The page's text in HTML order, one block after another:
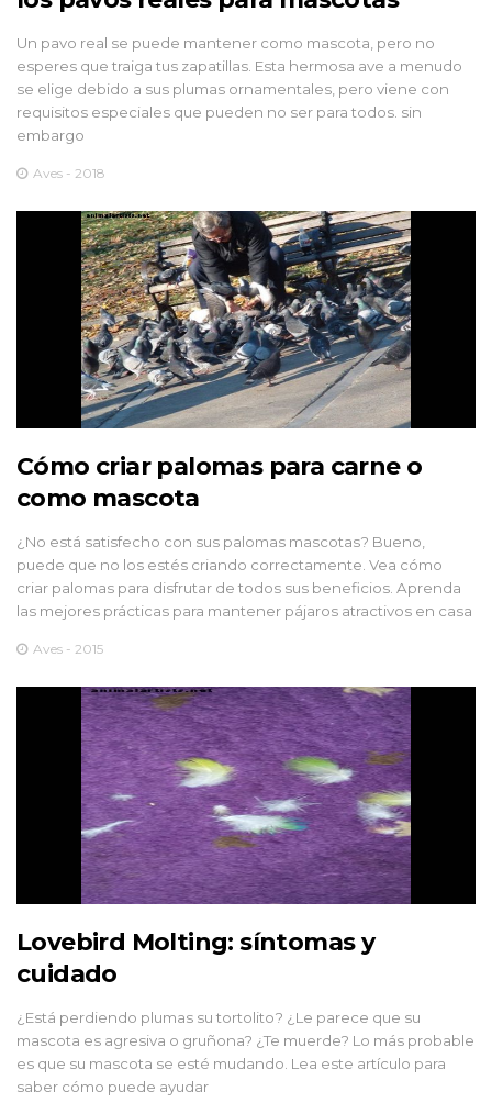
Un pavo real se puede mantener como mascota, pero no
esperes que traiga tus zapatillas. Esta hermosa ave a menudo
se elige debido a sus plumas ornamentales, pero viene con
requisitos especiales que pueden no ser para todos. sin
embargo
Aves - 2018
Cómo criar palomas para carne o
como mascota
¿No está satisfecho con sus palomas mascotas? Bueno,
puede que no los estés criando correctamente. Vea cómo
criar palomas para disfrutar de todos sus beneficios. Aprenda
las mejores prácticas para mantener pájaros atractivos en casa
Aves - 2015
Lovebird Molting: síntomas y
cuidado
¿Está perdiendo plumas su tortolito? ¿Le parece que su
mascota es agresiva o gruñona? ¿Te muerde? Lo más probable
es que su mascota se esté mudando. Lea este artículo para
saber cómo puede ayudar